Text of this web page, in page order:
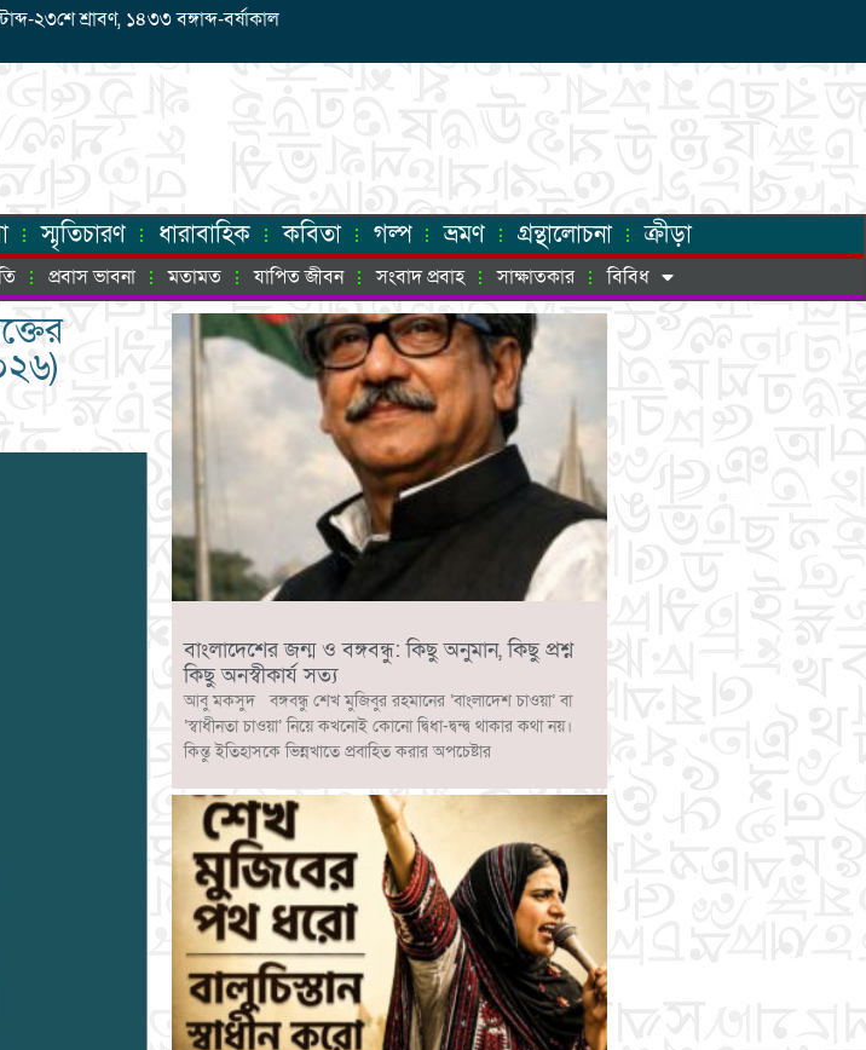
শ্রাবণ, ১৪৩৩ বঙ্গাব্দ-বর্ষাকাল
স্মৃতিচারণ ধারাবাহিক কবিতা গল্প ভ্রমণ গ্রন্থালোচনা ক্রীড়া
প্রবাস ভাবনা মতামত যাপিত জীবন সংবাদ প্রবাহ সাক্ষাতকার বিবিধ
বাংলাদেশের জন্ম ও বঙ্গবন্ধু: কিছু অনুমান, কিছু প্রশ্ন
কিছু অনস্বীকার্য সত্য
আবু মকসুদ বঙ্গবন্ধু শেখ মুজিবুর রহমানের ‘বাংলাদেশ চাওয়া’ বা
‘স্বাধীনতা চাওয়া’ নিয়ে কখনোই কোনো দ্বিধা-দ্বন্দ্ব থাকার কথা নয়।
কিন্তু ইতিহাসকে ভিন্নখাতে প্রবাহিত করার অপচেষ্টার